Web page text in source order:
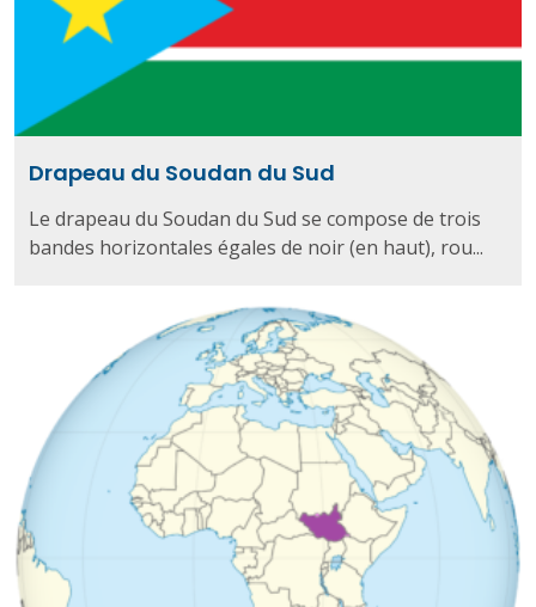
Drapeau du Soudan du Sud
Le drapeau du Soudan du Sud se compose de trois
bandes horizontales égales de noir (en haut), rou...